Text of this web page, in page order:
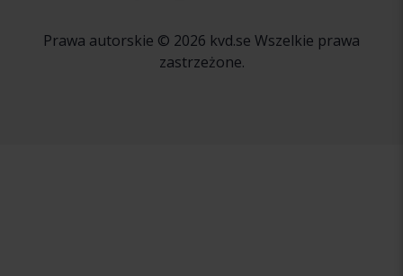
Prawa autorskie © 2026 kvd.se Wszelkie prawa
zastrzeżone.